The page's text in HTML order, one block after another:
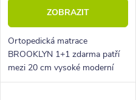
ZOBRAZIT
Ortopedická matrace
BROOKLYN 1+1 zdarma patří
mezi 20 cm vysoké moderní
partnerské oboustranné